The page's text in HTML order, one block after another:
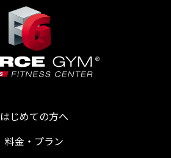
はじめての方へ
料金・プラン